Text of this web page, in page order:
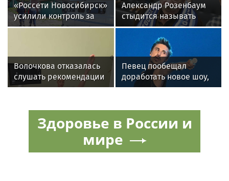
«Россети Новосибирск»
усилили контроль за
незаконными
раза
Александр Розенбаум
стыдится называть
себя звездой
Волочкова отказалась
слушать рекомендации
врачей после новой
сердце"
Певец пообещал
доработать новое шоу,
подвергнутое критике
Здоровье в России и
мире